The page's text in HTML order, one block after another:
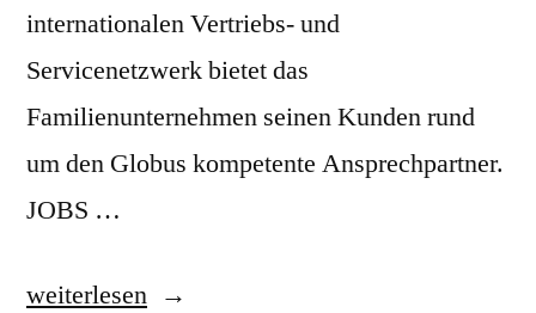
internationalen Vertriebs- und
Servicenetzwerk bietet das
Familienunternehmen seinen Kunden rund
um den Globus kompetente Ansprechpartner.
JOBS …
„HBC
weiterlesen